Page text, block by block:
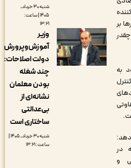
شنبه ۳۰ خرداد,
۱۴۰۵ | ساعت:
آموزش‌وپرورش
دولت اصلاحات:
چند شغله
بودن معلمان
نشانه‌ای از
بی‌عدالتی
ساختاری است
شنبه ۳۰ خرداد, ۱۴۰۵ |